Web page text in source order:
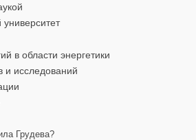
университет
в области энергетики
и исследований
Грудева?